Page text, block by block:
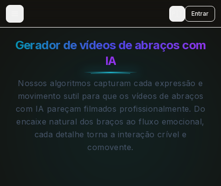
Entrar
Gerador de vídeos de abraços com
IA
Nossos algoritmos capturam cada expressão e
movimento sutil para que os vídeos de abraços
com IA pareçam filmados profissionalmente. Do
encaixe natural dos braços ao fluxo emocional,
cada detalhe torna a interação crível e
comovente.